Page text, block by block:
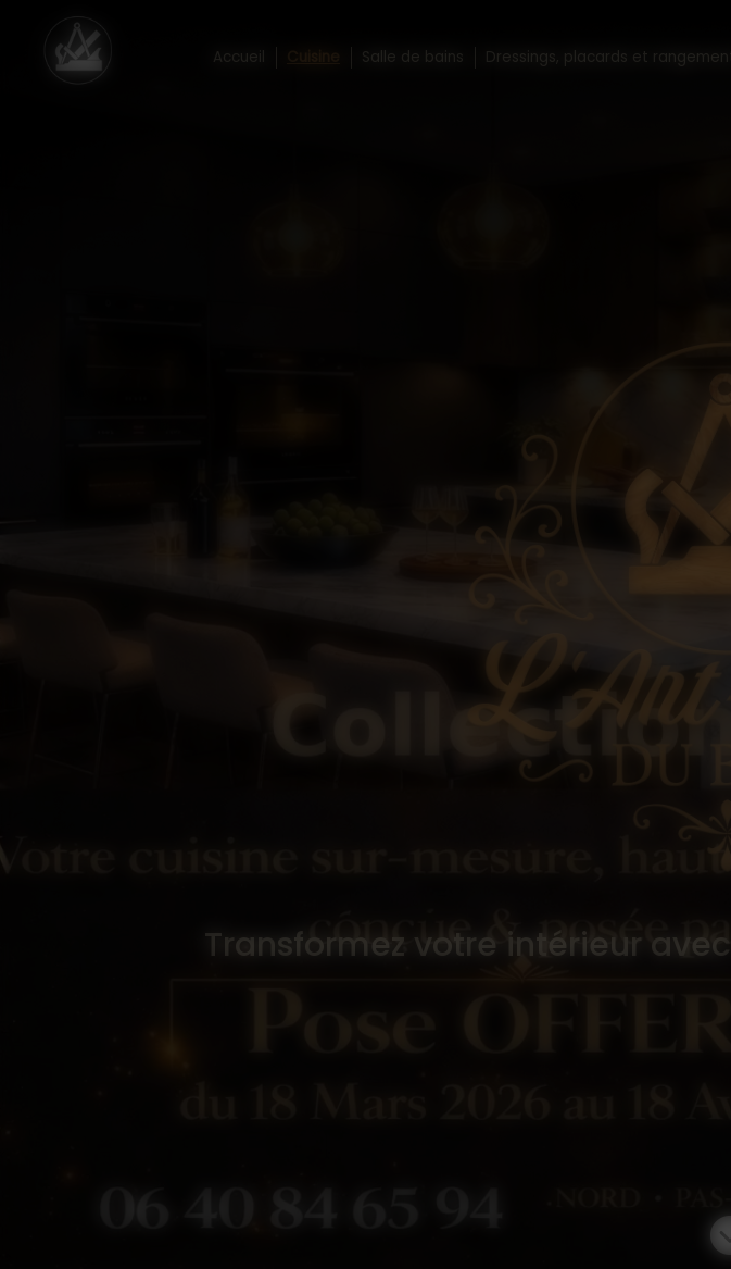
Panneau de gestion des cookies
Accueil Salle de bains Dressings, placards et
Transformez votre intérieur